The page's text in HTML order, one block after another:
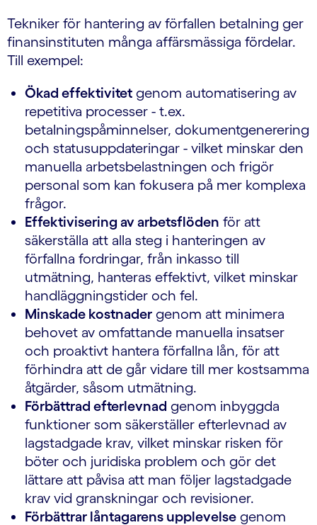
Tekniker för hantering av förfallen betalning ger
finansinstituten många affärsmässiga fördelar.
Till exempel:
Ökad effektivitet genom automatisering av
repetitiva processer - t.ex.
betalningspåminnelser, dokumentgenerering
och statusuppdateringar - vilket minskar den
manuella arbetsbelastningen och frigör
personal som kan fokusera på mer komplexa
frågor.
Effektivisering av arbetsflöden för att
säkerställa att alla steg i hanteringen av
förfallna fordringar, från inkasso till
utmätning, hanteras effektivt, vilket minskar
handläggningstider och fel.
Minskade kostnader genom att minimera
behovet av omfattande manuella insatser
och proaktivt hantera förfallna lån, för att
förhindra att de går vidare till mer kostsamma
åtgärder, såsom utmätning.
Förbättrad efterlevnad genom inbyggda
funktioner som säkerställer efterlevnad av
lagstadgade krav, vilket minskar risken för
böter och juridiska problem och gör det
lättare att påvisa att man följer lagstadgade
krav vid granskningar och revisioner.
Förbättrar låntagarens upplevelse genom